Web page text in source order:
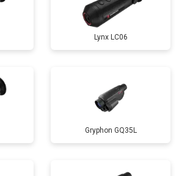
Lynx LC06
Gryphon GQ35L